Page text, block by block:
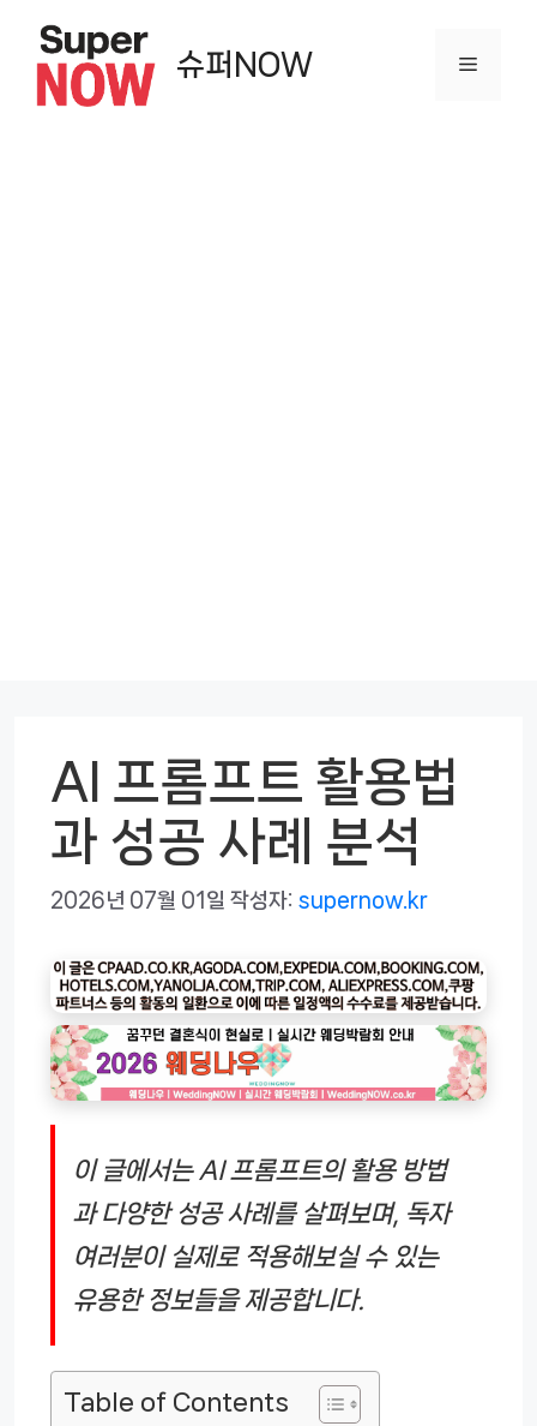
슈퍼NOW 메
AI 프롬프트 활용법
과 성공 사례 분석
2026년 07월 01일 작성자: supernow.kr
이 글에서는 AI 프롬프트의 활용 방법
과 다양한 성공 사례를 살펴보며, 독자
여러분이 실제로 적용해보실 수 있는
유용한 정보들을 제공합니다.
Table of Contents